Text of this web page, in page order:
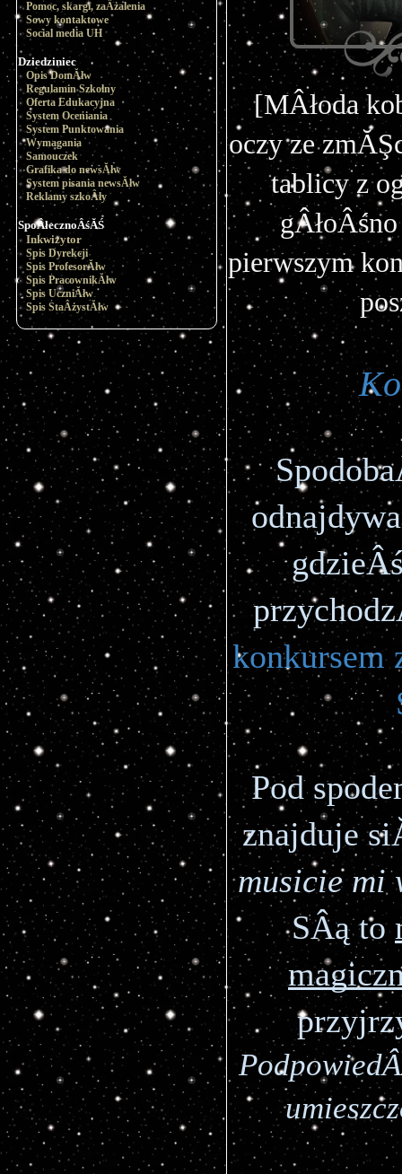
Pomoc, skargi, zaÂżalenia
Sowy kontaktowe
Social media UH
Dziedziniec
Opis DomĂłw
Regulamin Szkolny
Oferta Edukacyjna
System Oceniania
System Punktowania
Wymagania
Samouczek
Grafika do newsĂłw
System pisania newsĂłw
Reklamy szkoÂły
SpoÂłecznoÂśĂŚ
Inkwizytor
Spis Dyrekcji
Spis ProfesorĂłw
Spis PracownikĂłw
Spis UczniĂłw
Spis StaÂżystĂłw
[MÂłoda
oczy ze
tablicy z
pierwszym
konkursem
Pod
znajduje
musicie
SÂą to